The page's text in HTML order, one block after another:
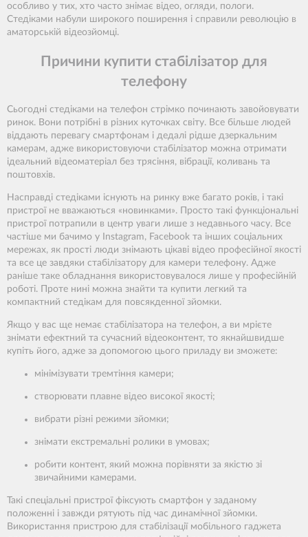
особливо у тих, хто часто знімає відео, огляди, пологи.
Стедіками набули широкого поширення і справили революцію в
аматорській відеозйомці.
Причини купити стабілізатор для
телефону
Сьогодні стедіками на телефон стрімко починають завойовувати
ринок. Вони потрібні в різних куточках світу. Все більше людей
віддають перевагу смартфонам і дедалі рідше дзеркальним
камерам, адже використовуючи стабілізатор можна отримати
ідеальний відеоматеріал без трясіння, вібрації, коливань та
поштовхів.
Насправді стедіками існують на ринку вже багато років, і такі
пристрої не вважаються «новинками». Просто такі функціональні
пристрої потрапили в центр уваги лише з недавнього часу. Все
частіше ми бачимо у Instagram, Facebook та інших соціальних
мережах, як прості люди знімають цікаві відео професійної якості
та все це завдяки стабілізатору для камери телефону. Адже
раніше таке обладнання використовувалося лише у професійній
роботі. Проте нині можна знайти та купити легкий та
компактний стедікам для повсякденної зйомки.
Якщо у вас ще немає стабілізатора на телефон, а ви мрієте
знімати ефектний та сучасний відеоконтент, то якнайшвидше
купіть його, адже за допомогою цього приладу ви зможете:
мінімізувати тремтіння камери;
створювати плавне відео високої якості;
вибрати різні режими зйомки;
знімати екстремальні ролики в умовах;
робити контент, який можна порівняти за якістю зі
звичайними камерами.
Такі спеціальні пристрої фіксують смартфон у заданому
положенні і завжди рятують під час динамічної зйомки.
Використання пристрою для стабілізації мобільного гаджета